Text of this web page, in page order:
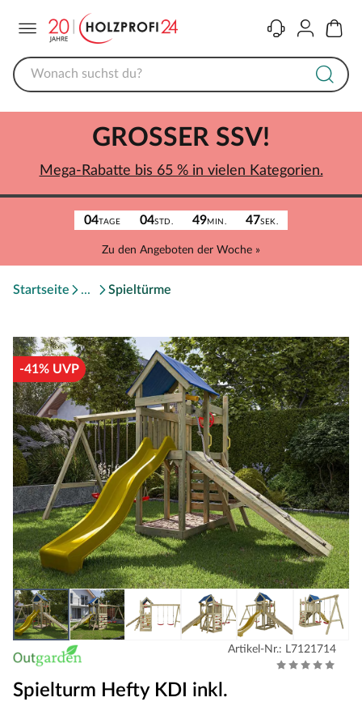
KontaktKonto
04TAGE 04STD. 49MIN. 47SEK.
Zu den Angeboten der Woche »
GROSSER SSV!
Mega-Rabatte bis 65 % in vielen Kategorien.
Startseite Spieltürme
-41% UVP
Artikel-Nr.: L7121714
Spielturm Hefty KDI inkl.